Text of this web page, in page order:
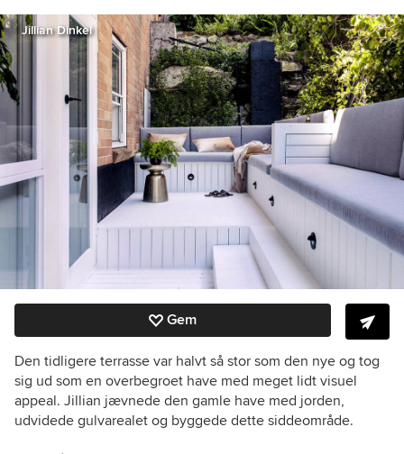
Jillian Dinkel
Gem
Den tidligere terrasse var halvt så stor som den nye og tog
sig ud som en overbegroet have med meget lidt visuel
appeal. Jillian jævnede den gamle have med jorden,
udvidede gulvarealet og byggede dette siddeområde.